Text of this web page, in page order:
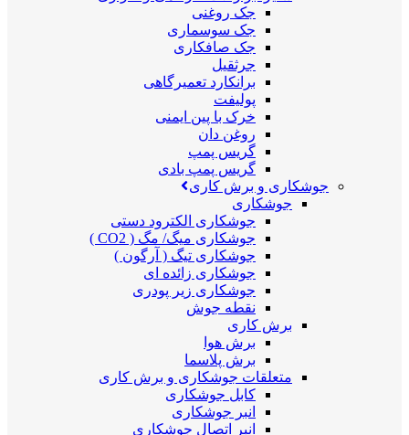
جک روغنی
جک سوسماری
جک صافکاری
جرثقیل
برانکارد تعمیرگاهی
پولیفت
خرک با پین ایمنی
روغن دان
گریس پمپ
گریس پمپ بادی
جوشکاری و برش کاری
جوشکاری
جوشکاری الکترود دستی
جوشکاری میگ/ مگ ( CO2 )
جوشکاری تیگ ( آرگون )
جوشکاری زائده ای
جوشکاری زیر پودری
نقطه جوش
برش کاری
برش هوا
برش پلاسما
متعلقات جوشکاری و برش کاری
کابل جوشکاری
انبر جوشکاری
انبر اتصال جوشکاری